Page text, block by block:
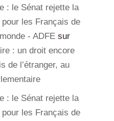
: le Sénat rejette la
les Français de
- ADFEsur
: un droit encore
de l’étranger, au
: le Sénat rejette la
les Français de